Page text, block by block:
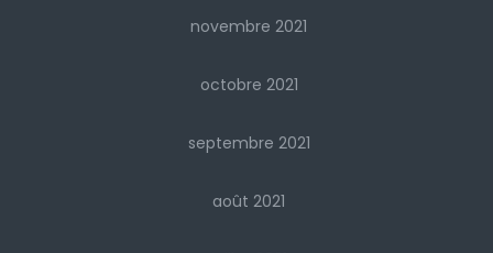
novembre 2021
octobre 2021
septembre 2021
août 2021